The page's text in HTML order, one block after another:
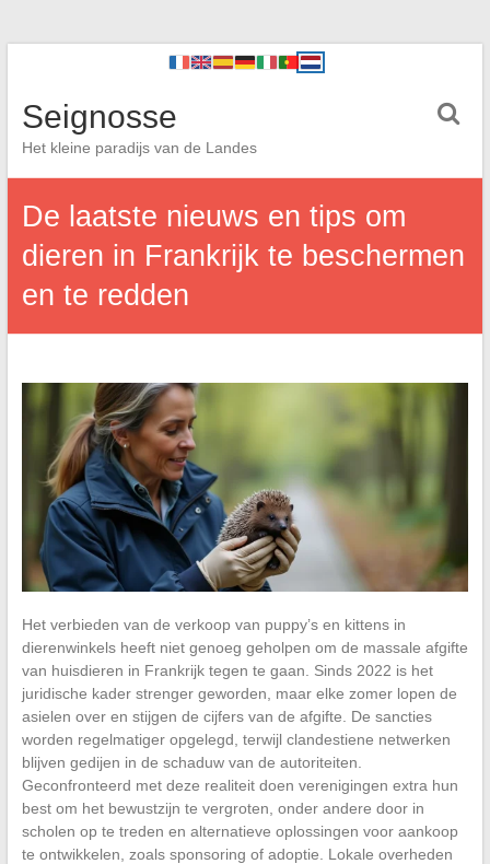
Seignosse
Het kleine paradijs van de Landes
De laatste nieuws en tips om
dieren in Frankrijk te beschermen
en te redden
Het verbieden van de verkoop van puppy’s en kittens in
dierenwinkels heeft niet genoeg geholpen om de massale afgifte
van huisdieren in Frankrijk tegen te gaan. Sinds 2022 is het
juridische kader strenger geworden, maar elke zomer lopen de
asielen over en stijgen de cijfers van de afgifte. De sancties
worden regelmatiger opgelegd, terwijl clandestiene netwerken
blijven gedijen in de schaduw van de autoriteiten.
Geconfronteerd met deze realiteit doen verenigingen extra hun
best om het bewustzijn te vergroten, onder andere door in
scholen op te treden en alternatieve oplossingen voor aankoop
te ontwikkelen, zoals sponsoring of adoptie. Lokale overheden